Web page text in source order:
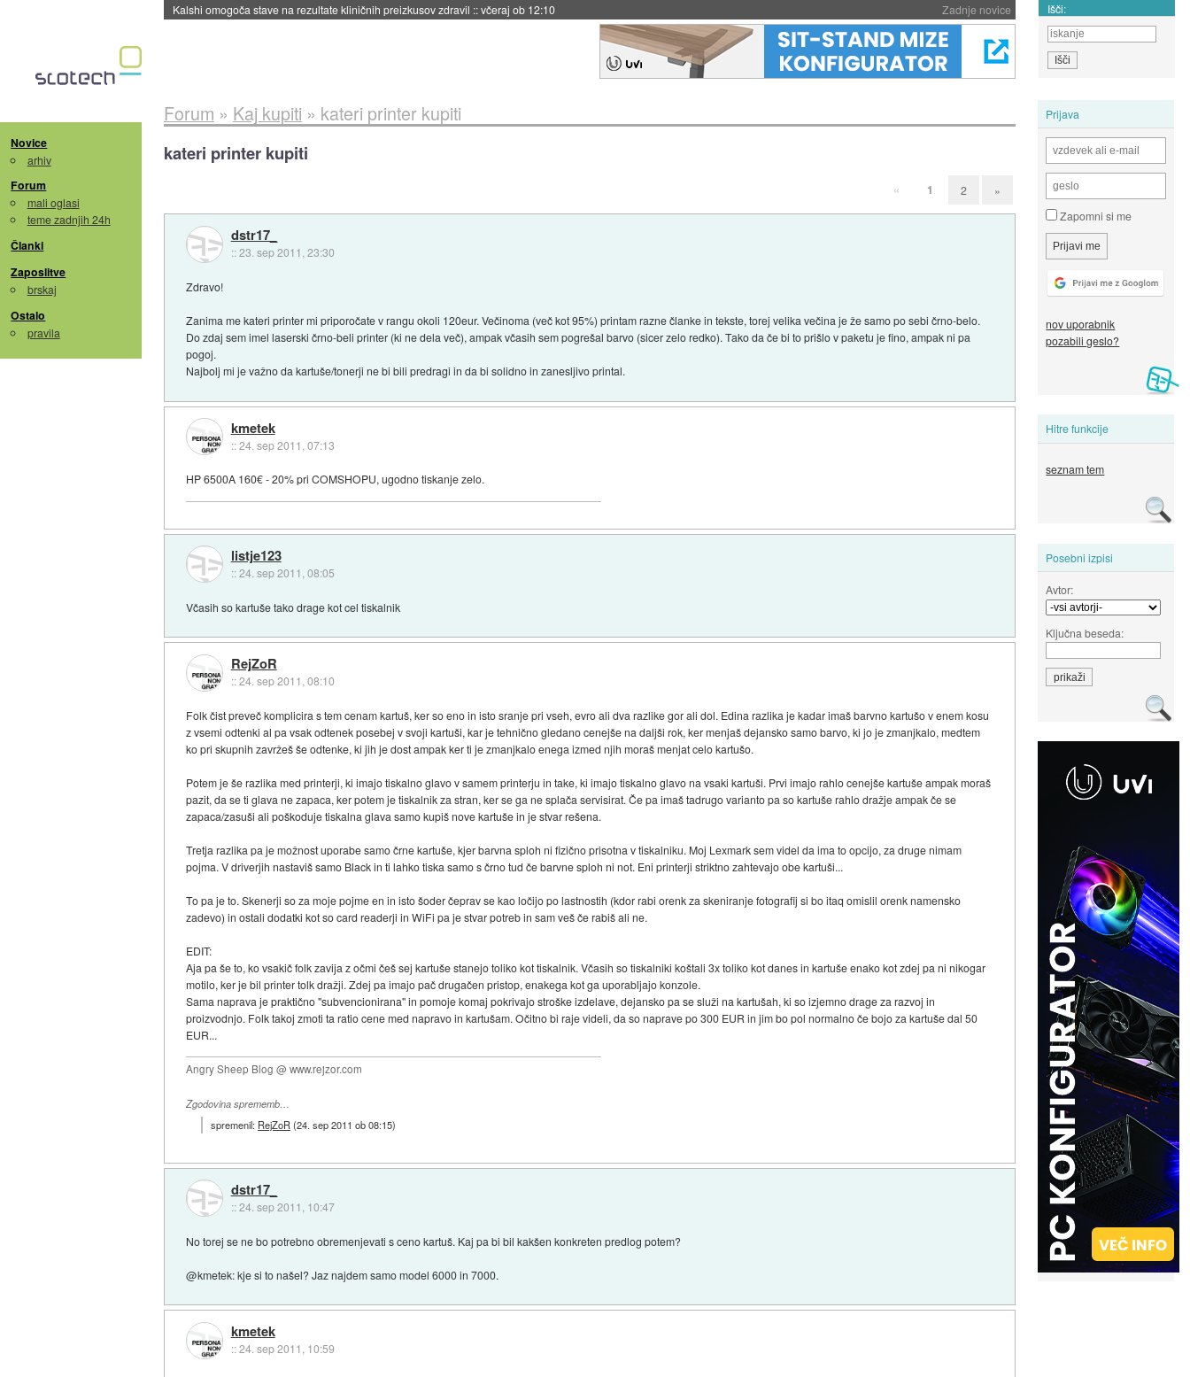
Zadnje novice
Kalshi omogoča stave na rezultate kliničnih preizkusov zdravil ::včeraj ob 12:10 Išči:
Novice
arhiv
Forum
mali oglasi
teme zadnjih 24h
Članki
Zaposlitve
brskaj
Ostalo
pravila
Prijava
Zapomni si me
nov uporabnik
pozabili geslo?
Hitre funkcije
seznam tem
Posebni izpisi
Avtor:
Ključna beseda:
Forum » Kaj kupiti » kateri printer kupiti
kateri printer kupiti
« 1 2 »
dstr17_
::23. sep 2011, 23:30
Zdravo!
Zanima me kateri printer mi priporočate v rangu okoli 120eur. Večinoma (več kot 95%) printam razne članke in tekste, torej velika večina je že samo po sebi črno-belo.
Do zdaj sem imel laserski črno-beli printer (ki ne dela več), ampak včasih sem pogrešal barvo (sicer zelo redko). Tako da če bi to prišlo v paketu je fino, ampak ni pa
pogoj.
Najbolj mi je važno da kartuše/tonerji ne bi bili predragi in da bi solidno in zanesljivo printal.
kmetek
::24. sep 2011, 07:13
HP 6500A 160€ - 20% pri COMSHOPU, ugodno tiskanje zelo.
listje123
::24. sep 2011, 08:05
Včasih so kartuše tako drage kot cel tiskalnik
RejZoR
::24. sep 2011, 08:10
Folk čist preveč komplicira s tem cenam kartuš, ker so eno in isto sranje pri vseh, evro ali dva razlike gor ali dol. Edina razlika je kadar imaš barvno kartušo v enem kosu
z vsemi odtenki al pa vsak odtenek posebej v svoji kartuši, kar je tehnično gledano cenejše na daljši rok, ker menjaš dejansko samo barvo, ki jo je zmanjkalo, medtem
ko pri skupnih zavržeš še odtenke, ki jih je dost ampak ker ti je zmanjkalo enega izmed njih moraš menjat celo kartušo.
Potem je še razlika med printerji, ki imajo tiskalno glavo v samem printerju in take, ki imajo tiskalno glavo na vsaki kartuši. Prvi imajo rahlo cenejše kartuše ampak moraš
pazit, da se ti glava ne zapaca, ker potem je tiskalnik za stran, ker se ga ne splača servisirat. Če pa imaš tadrugo varianto pa so kartuše rahlo dražje ampak če se
zapaca/zasuši ali poškoduje tiskalna glava samo kupiš nove kartuše in je stvar rešena.
Tretja razlika pa je možnost uporabe samo črne kartuše, kjer barvna sploh ni fizično prisotna v tiskalniku. Moj Lexmark sem videl da ima to opcijo, za druge nimam
pojma. V driverjih nastaviš samo Black in ti lahko tiska samo s črno tud če barvne sploh ni not. Eni printerji striktno zahtevajo obe kartuši...
To pa je to. Skenerji so za moje pojme en in isto šoder čeprav se kao ločijo po lastnostih (kdor rabi orenk za skeniranje fotografij si bo itaq omislil orenk namensko
zadevo) in ostali dodatki kot so card readerji in WiFi pa je stvar potreb in sam veš če rabiš ali ne.
EDIT:
Aja pa še to, ko vsakič folk zavija z očmi češ sej kartuše stanejo toliko kot tiskalnik. Včasih so tiskalniki koštali 3x toliko kot danes in kartuše enako kot zdej pa ni nikogar
motilo, ker je bil printer tolk dražji. Zdej pa imajo pač drugačen pristop, enakega kot ga uporabljajo konzole.
Sama naprava je praktično "subvencionirana" in pomoje komaj pokrivajo stroške izdelave, dejansko pa se služi na kartušah, ki so izjemno drage za razvoj in
proizvodnjo. Folk takoj zmoti ta ratio cene med napravo in kartušam. Očitno bi raje videli, da so naprave po 300 EUR in jim bo pol normalno če bojo za kartuše dal 50
EUR...
Angry Sheep Blog @ www.rejzor.com
Zgodovina sprememb…
spremenil: RejZoR(24. sep 2011 ob 08:15)
dstr17_
::24. sep 2011, 10:47
No torej se ne bo potrebno obremenjevati s ceno kartuš. Kaj pa bi bil kakšen konkreten predlog potem?
@kmetek: kje si to našel? Jaz najdem samo model 6000 in 7000.
kmetek
::24. sep 2011, 10:59